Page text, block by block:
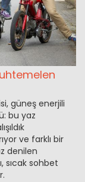
güneş enerjili
bu yaz
ve farklı bir
denilen
sıcak sohbet